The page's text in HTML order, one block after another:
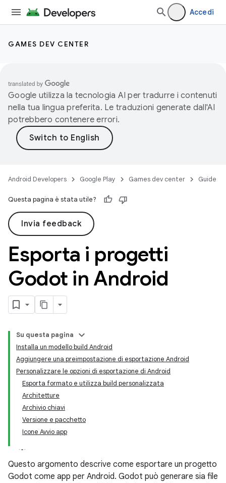
Accedi
GAMES DEV CENTER
Google utilizza la tecnologia AI per tradurre i contenuti
nella tua lingua preferita. Le traduzioni generate dall'AI
potrebbero contenere errori.
Android Developers Google Play Games dev center Guide
Questa pagina è stata utile?
Invia feedback
Esporta i progetti
Godot in Android
Su questa pagina
Installa un modello build Android
Aggiungere una preimpostazione di esportazione Android
Personalizzare le opzioni di esportazione di Android
Esporta formato e utilizza build personalizzata
Architetture
Archivio chiavi
Versione e pacchetto
Icone Avvio app
Questo argomento descrive come esportare un progetto
Godot come app per Android. Godot può generare sia file